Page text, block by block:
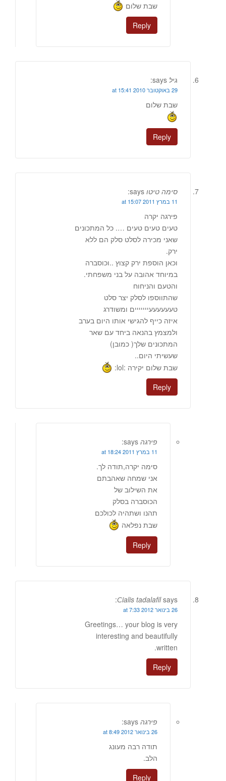
שבת שלום
Reply
גיל says:
29 באוקטובר 2010 at 15:41
שבת שלום
Reply
סימה טיטו says:
11 במרץ 2011 at 15:07
פירגה יקרה
טעים טעים טעים …. כל המתכונים
שאני מכירה לסלט סלק הם ללא
ירק.
וכאן הוספת ירק קצוץ ..וכוסברה
במיוחד אהובה על בני משפחתי.
והטעם והניחוח
שהתווספו לסלק יצר סלט
טעעעעעעייייייים ומשודרג
איזה כייף להגישי אותו היום בערב
ולמצמץ בהנאה ביחד עם שאר
המתכונים שלך( כמובן)
שעשיתי היום..
שבת שלום יקירה :lol:
Reply
פירגה says:
11 במרץ 2011 at 18:24
סימה יקרה,תודה לך.
אני שמחה שאהבתם
את השילוב של
הכוסברה בסלק
תהנו ושתהיה לכולכם
שבת נפלאה
Reply
Сialis tadalafil says:
26 בינואר 2012 at 7:33
Greetings… your blog is very
interesting and beautifully
written.
Reply
פירגה says:
26 בינואר 2012 at 8:49
תודה רבה מעונג
הלב.
Reply